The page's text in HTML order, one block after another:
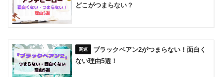
どこがつまらない？
ブラックペアン2がつまらない！面白く
ない理由5選！